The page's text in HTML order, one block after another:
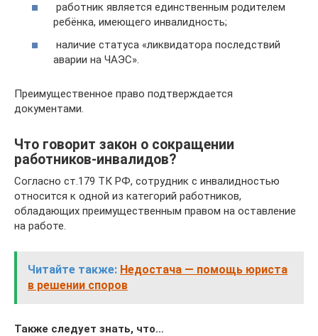
работник является единственным родителем
ребёнка, имеющего инвалидность;
наличие статуса «ликвидатора последствий
аварии на ЧАЭС».
Преимущественное право подтверждается
документами.
Что говорит закон о сокращении
работников-инвалидов?
Согласно ст.179 ТК РФ, сотрудник с инвалидностью
относится к одной из категорий работников,
обладающих преимущественным правом на оставление
на работе.
Читайте также: Недостача — помощь юриста
в решении споров
Также следует знать, что…